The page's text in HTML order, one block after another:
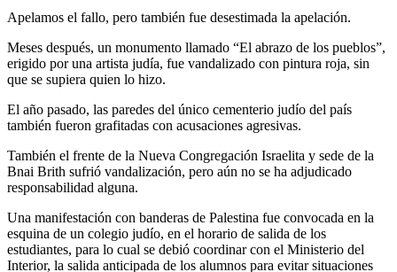
Apelamos el fallo, pero también fue desestimada la apelación.
Meses después, un monumento llamado “El abrazo de los pueblos”,
erigido por una artista judía, fue vandalizado con pintura roja, sin
que se supiera quien lo hizo.
El año pasado, las paredes del único cementerio judío del país
también fueron grafitadas con acusaciones agresivas.
También el frente de la Nueva Congregación Israelita y sede de la
Bnai Brith sufrió vandalización, pero aún no se ha adjudicado
responsabilidad alguna.
Una manifestación con banderas de Palestina fue convocada en la
esquina de un colegio judío, en el horario de salida de los
estudiantes, para lo cual se debió coordinar con el Ministerio del
Interior, la salida anticipada de los alumnos para evitar situaciones